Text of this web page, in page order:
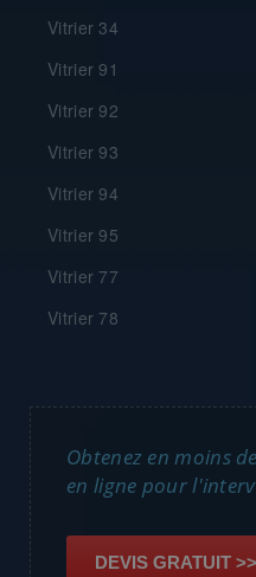
Vitrier 34
Vitrier 91
Vitrier 92
Vitrier 93
Vitrier 94
Vitrier 95
Vitrier 77
Vitrier 78
Obtenez en moins
en ligne pour